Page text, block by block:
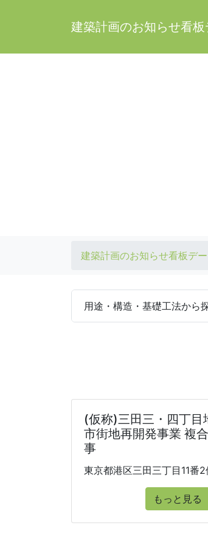
建築計画のお知らせ看
建築計画のお知らせ看板デ
用途・構造・基礎工法から
(仮称)三田三・四丁目
市街地再開発事業 複
事
東京都港区三田三丁目11番2
もっと見る